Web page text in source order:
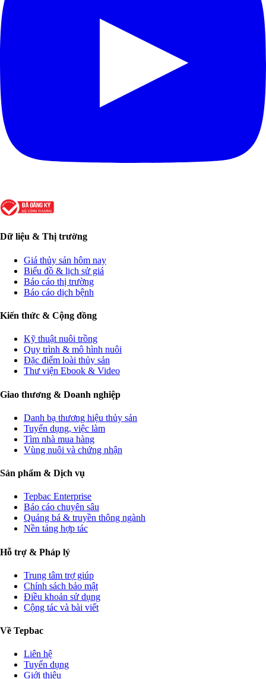
Dữ liệu & Thị trường
Giá thủy sản hôm nay
Biểu đồ & lịch sử giá
Báo cáo thị trường
Báo cáo dịch bệnh
Kiến thức & Cộng đồng
Kỹ thuật nuôi trồng
Quy trình & mô hình nuôi
Đặc điểm loài thủy sản
Thư viện Ebook & Video
Giao thương & Doanh nghiệp
Danh bạ thương hiệu thủy sản
Tuyển dụng, việc làm
Tìm nhà mua hàng
Vùng nuôi và chứng nhận
Sản phẩm & Dịch vụ
Tepbac Enterprise
Báo cáo chuyên sâu
Quảng bá & truyền thông ngành
Nền tảng hợp tác
Hỗ trợ & Pháp lý
Trung tâm trợ giúp
Chính sách bảo mật
Điều khoản sử dụng
Cộng tác và bài viết
Về Tepbac
Liên hệ
Tuyển dụng
Giới thiệu